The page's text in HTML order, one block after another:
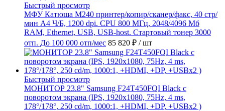
Быстрый просмотр
МФУ Катюша M240 принтер/копир/сканер/факс, 40 стр/
мин А4 Ч/Б, 1200 dpi. CPU 800 МГц, 2048/4096 Мб
RAM, Ethernet, USB, USB-host. Стартовый тонер 3000
отп. До 100 000 отп/мес 85 820 ₽ / шт
Быстрый просмотр
МОНИТОР 23.8" Samsung F24T450FQI Black с
поворотом экрана (IPS, 1920x1080, 75Hz, 4 ms,
178°/178°, 250 cd/m, 1000:1, +HDMI, +DP, +USBx2 )